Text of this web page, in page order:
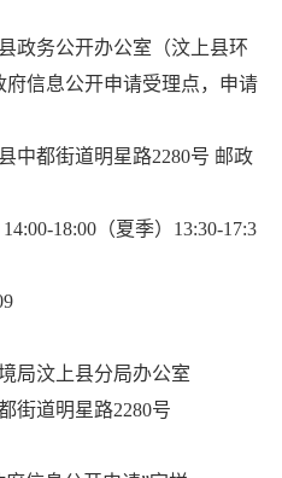
政务公开办公室（汶上县环
信息公开申请受理点，申请
中都街道明星路2280号 邮政
18:00（夏季）13:30-17:3
局汶上县分局办公室
街道明星路2280号